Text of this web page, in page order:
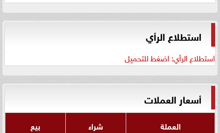
استطلاع الرأي
استطلاع الرأي: اضغط للتحميل
أسعار العملات
العملة شراء بيع